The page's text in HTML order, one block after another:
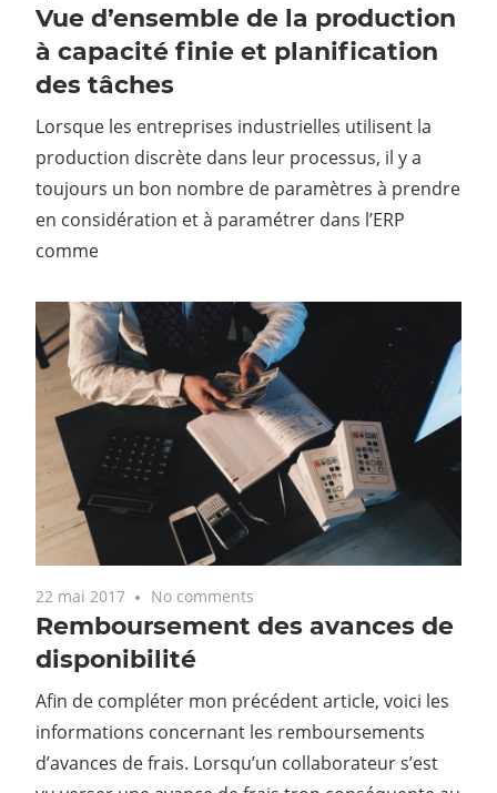
Vue d’ensemble de la production
à capacité finie et planification
des tâches
Lorsque les entreprises industrielles utilisent la
production discrète dans leur processus, il y a
toujours un bon nombre de paramètres à prendre
en considération et à paramétrer dans l’ERP
comme
22 mai 2017 No comments
Remboursement des avances de
disponibilité
Afin de compléter mon précédent article, voici les
informations concernant les remboursements
d’avances de frais. Lorsqu’un collaborateur s’est